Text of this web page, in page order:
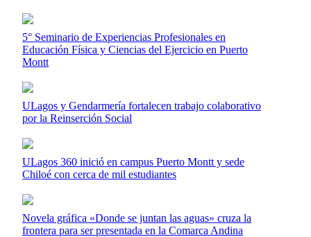
5° Seminario de Experiencias Profesionales en
Educación Física y Ciencias del Ejercicio en Puerto
Montt
ULagos y Gendarmería fortalecen trabajo colaborativo
por la Reinserción Social
ULagos 360 inició en campus Puerto Montt y sede
Chiloé con cerca de mil estudiantes
Novela gráfica «Donde se juntan las aguas» cruza la
frontera para ser presentada en la Comarca Andina